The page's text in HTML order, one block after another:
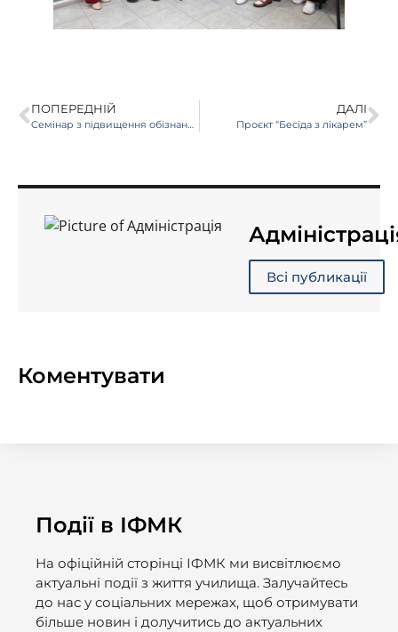
ПОПЕРЕДНІЙ
Cемінар з підвищення обізнаності легалізації праці
ДАЛІ
Проєкт “Бесіда з лікарем”
Всі публикації
Коментувати
Події в ІФМК
На офіційній сторінці ІФМК ми висвітлюємо
актуальні події з життя училища. Залучайтесь
до нас у соціальних мережах, щоб отримувати
більше новин і долучитись до актуальних